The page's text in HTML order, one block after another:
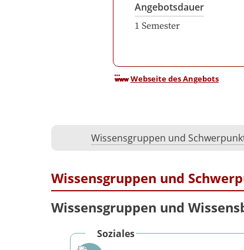
Angebotsdauer
1 Semester
Webseite des Angebots
Wissensgruppen und
Wissensgruppen und
Wissensgruppen und
Soziales